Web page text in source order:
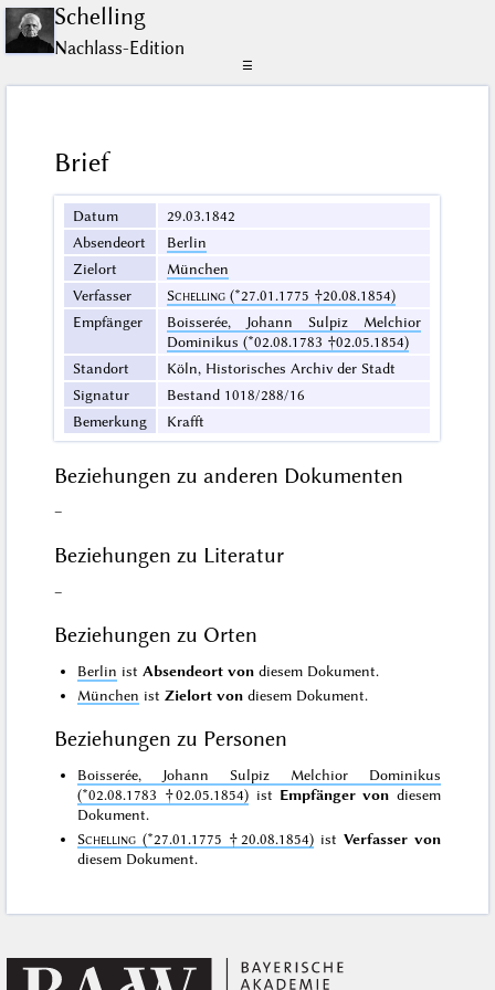
Schelling
Nachlass-Edition
☰
Brief
Datum
29.03.1842
Absendeort
Berlin
Zielort
München
Verfasser
Schelling (*27.01.1775 †20.08.1854)
Empfänger
Boisserée, Johann Sulpiz Melchior
Dominikus (*02.08.1783 †02.05.1854)
Standort
Köln, Historisches Archiv der Stadt
Signatur
Bestand 1018/288/16
Bemerkung
Krafft
Beziehungen zu anderen Dokumenten
–
Beziehungen zu Literatur
–
Beziehungen zu Orten
Berlin ist Absendeort von diesem Dokument.
München istZielort von diesem Dokument.
Beziehungen zu Personen
Boisserée, Johann Sulpiz Melchior Dominikus
(*02.08.1783 †02.05.1854) ist Empfänger von diesem
Dokument.
Schelling (*27.01.1775 †20.08.1854)ist Verfasser von
diesem Dokument.